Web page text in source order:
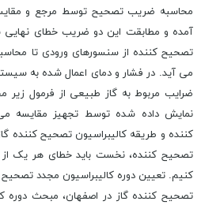
محاسبه ضریب تصحیح توسط مرجع و
آمده و مطابقت این دو ضریب خطای نهایی
تصحیح کننده از سنسورهای ورودی تا
می آید. در فشار و دمای اعمال شده به
ضرایب مربوط به گاز طبیعی از فرمول
نمایش داده شده توسط تجهیز مقایسه
کننده و طریقه کالیبراسیون تصحیح کننده
تصحیح کننده، نخست باید خطای هر یک از
کنیم. تعیین دوره کالیبراسیون مجدد تصحیح
تصحیح کننده گاز در اصفهان، مبحث دوره